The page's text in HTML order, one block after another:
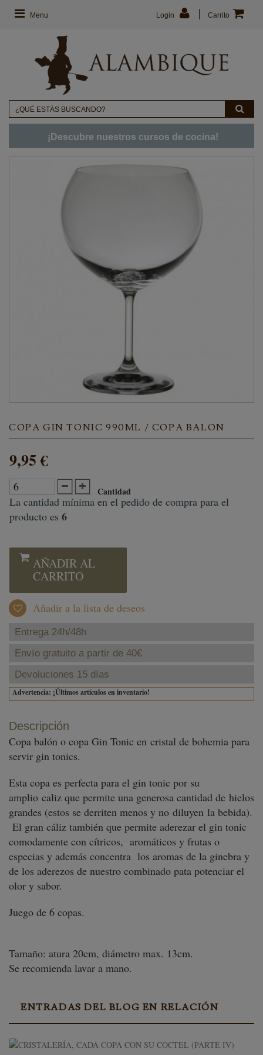
Menu Carrito
Login
¡Descubre nuestros cursos de cocina!
COPA GIN TONIC 990ML / COPA BALON
9,95 €
Cantidad
La cantidad mínima en el pedido de compra para el
producto es 6
AÑADIR AL
CARRITO
Añadir a la lista de deseos
Entrega 24h/48h
Envío gratuito a partir de 40€
Devoluciones 15 días
Advertencia: ¡Últimos artículos en inventario!
Descripción
Copa balón o copa Gin Tonic en cristal de bohemia para
servir gin tonics.
Esta copa es perfecta para el gin tonic por su
amplio caliz que permite una generosa cantidad de hielos
grandes (estos se derriten menos y no diluyen la bebida).
El gran cáliz también que permite aderezar el gin tonic
comodamente con cítricos, aromáticos y frutas o
especias y además concentra los aromas de la ginebra y
de los aderezos de nuestro combinado pata potenciar el
olor y sabor.
Juego de 6 copas.
Tamaño: atura 20cm, diámetro max. 13cm.
Se recomienda lavar a mano.
ENTRADAS DEL BLOG EN RELACIÓN